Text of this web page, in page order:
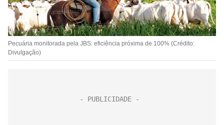
Pecuária monitorada pela JBS: eficiência próxima de 100% (Crédito:
Divulgação)